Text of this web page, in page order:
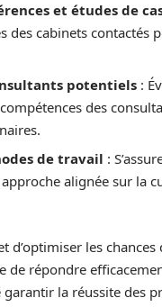
et études de
des cabinets contactés
potentiels :
des
de travail :
alignée sur la
d’optimiser les chances
de répondre
garantir la réussite des